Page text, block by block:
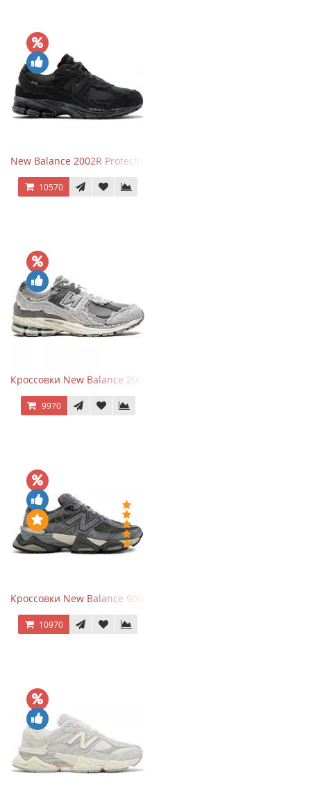
New Balance 2002R Protection Phantom Black
10570
Кроссовки New Balance 2002R Protection Pack Grey
9970
Кроссовки New Balance 9060 x Joe Freshgoods Dark Grey
10970